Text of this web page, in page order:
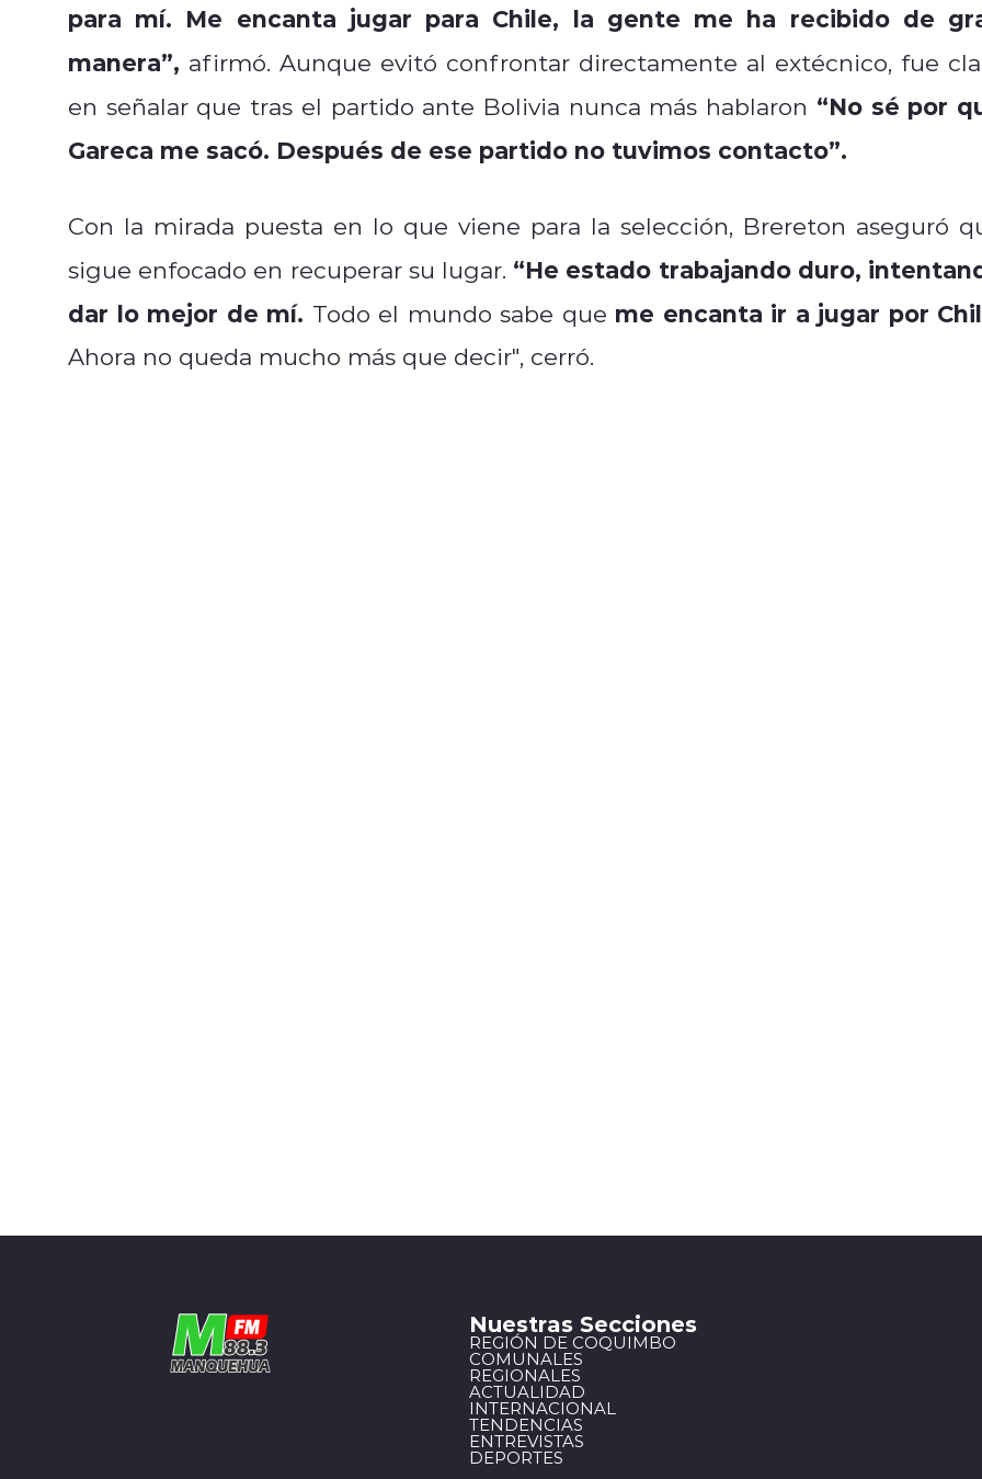
para mí. Me encanta jugar para Chile, la gente me ha recibido de
manera”, afirmó. Aunque evitó confrontar directamente al extécnico, fue
en señalar que tras el partido ante Bolivia nunca más hablaron “No sé por
Gareca me sacó. Después de ese partido no tuvimos contacto”.
Con la mirada puesta en lo que viene para la selección, Brereton aseguró
sigue enfocado en recuperar su lugar. “He estado trabajando duro,
dar lo mejor de mí. Todo el mundo sabe que me encanta ir a jugar por
Ahora no queda mucho más que decir", cerró.
Nuestras Secciones
REGIÓN DE COQUIMBO
COMUNALES
REGIONALES
ACTUALIDAD
INTERNACIONAL
TENDENCIAS
ENTREVISTAS
DEPORTES